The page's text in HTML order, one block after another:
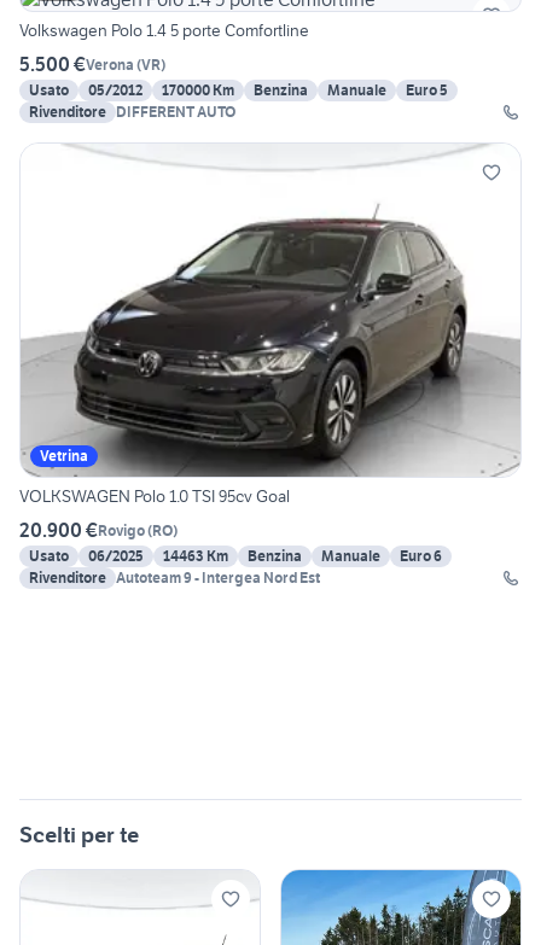
Volkswagen Polo 1.4 5 porte Comfortline
5.500 €Verona (VR)
Usato
05/2012 170000 Km Benzina Manuale
Euro 5
Rivenditore DIFFERENT AUTO
Vetrina
VOLKSWAGEN Polo 1.0 TSI 95cv Goal
20.900 €Rovigo(RO)
Usato
06/2025 14463 Km Benzina Manuale
Euro 6
Rivenditore Autoteam 9 - Intergea Nord Est
Scelti per te